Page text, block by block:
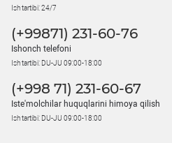
Ish tartibi: 24/7
(+99871) 231-60-76
Ishonch telefoni
Ish tartibi: DU-JU 09:00-18:00
(+998 71) 231-60-67
Iste'molchilar huquqlarini himoya qilish
Ish tartibi: DU-JU 09:00-18:00